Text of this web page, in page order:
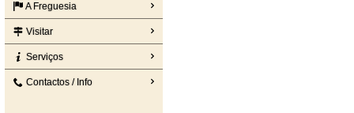
A Freguesia
Visitar
Serviços
Contactos / Info